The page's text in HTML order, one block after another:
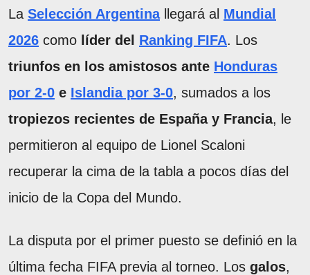
La Selección Argentinallegará al Mundial
2026 como líder del Ranking FIFA. Los
triunfos en los amistosos ante Honduras
por 2-0 e Islandia por 3-0, sumados a los
tropiezos recientes de España y Francia, le
permitieron al equipo de Lionel Scaloni
recuperar la cima de la tabla a pocos días del
inicio de la Copa del Mundo.
La disputa por el primer puesto se definió en la
última fecha FIFA previa al torneo. Los galos,